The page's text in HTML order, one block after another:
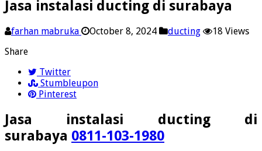
Jasa instalasi ducting di surabaya
farhan mabruka October 8, 2024 ducting
18 Views
Share
Twitter
Stumbleupon
Pinterest
Jasa instalasi ducting di
surabaya 0811-103-1980